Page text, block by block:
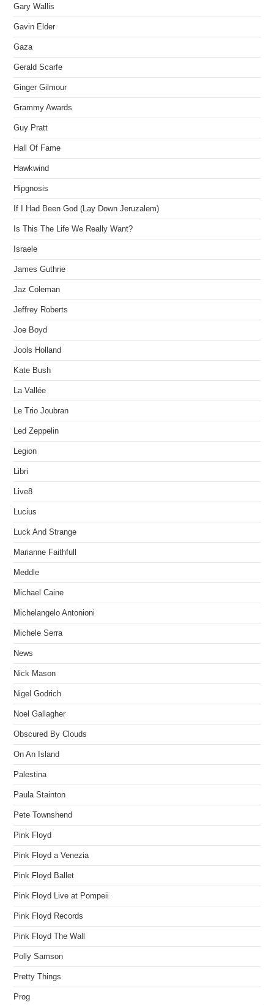
Gary Wallis
Gavin Elder
Gaza
Gerald Scarfe
Ginger Gilmour
Grammy Awards
Guy Pratt
Hall Of Fame
Hawkwind
Hipgnosis
If I Had Been God (Lay Down Jeruzalem)
Is This The Life We Really Want?
Israele
James Guthrie
Jaz Coleman
Jeffrey Roberts
Joe Boyd
Jools Holland
Kate Bush
La Vallée
Le Trio Joubran
Led Zeppelin
Legion
Libri
Live8
Lucius
Luck And Strange
Marianne Faithfull
Meddle
Michael Caine
Michelangelo Antonioni
Michele Serra
News
Nick Mason
Nigel Godrich
Noel Gallagher
Obscured By Clouds
On An Island
Palestina
Paula Stainton
Pete Townshend
Pink Floyd
Pink Floyd a Venezia
Pink Floyd Ballet
Pink Floyd Live at Pompeii
Pink Floyd Records
Pink Floyd The Wall
Polly Samson
Pretty Things
Prog